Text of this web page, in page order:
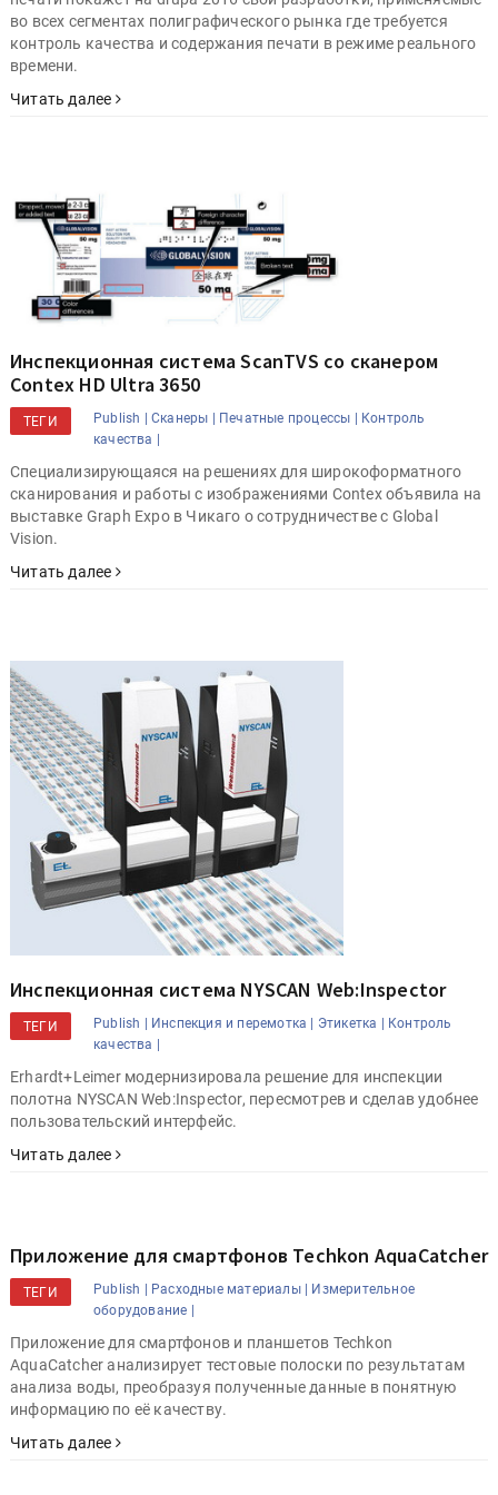
во всех сегментах полиграфического рынка где требуется
контроль качества и содержания печати в режиме реального
времени.
Читать далее
Инспекционная система ScanTVS со сканером
Contex HD Ultra 3650
ТЕГИ Publish | Сканеры | Печатные процессы | Контроль
качества |
Специализирующаяся на решениях для широкоформатного
сканирования и работы с изображениями Contex объявила на
выставке Graph Expo в Чикаго о сотрудничестве с Global
Vision.
Читать далее
Инспекционная система NYSCAN Web:Inspector
ТЕГИ Publish | Инспекция и перемотка | Этикетка |
Контроль
качества |
Erhardt+Leimer модернизировала решение для инспекции
полотна NYSCAN Web:Inspector, пересмотрев и сделав удобнее
пользовательский интерфейс.
Читать далее
Приложение для смартфонов Techkon AquaCatcher
ТЕГИ Publish | Расходные материалы |
Измерительное
оборудование |
Приложение для смартфонов и планшетов Techkon
AquaCatcher анализирует тестовые полоски по результатам
анализа воды, преобразуя полученные данные в понятную
информацию по её качеству.
Читать далее